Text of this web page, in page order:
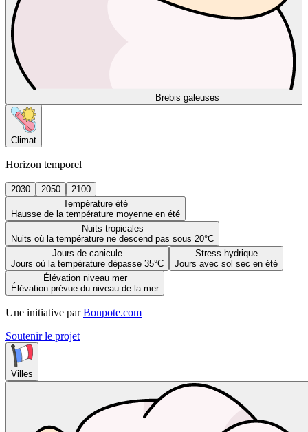
Brebis galeuses
Climat
Horizon temporel
2030 2050
2100
Température été
Hausse de la température moyenne en été
Nuits tropicales
Nuits où la température ne descend pas sous 20°C
Jours de canicule
Jours où la température dépasse 35°C
Stress hydrique
Jours avec sol sec en été
Élévation niveau mer
Élévation prévue du niveau de la mer
Une initiative par Bonpote.com
Soutenir le projet
Villes